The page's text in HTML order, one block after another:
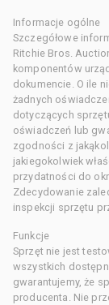
Informacje ogólne
Szczegółowe
Ritchie Bros.
komponentów
dokumencie. O ile
żadnych
dotyczących
oświadczeń lub
zgodności z
jakiegokolwiek
przydatności do
Zdecydowanie
inspekcji sprzętu
Funkcje
Sprzęt nie jest
wszystkich
gwarantujemy, że
producenta. Nie